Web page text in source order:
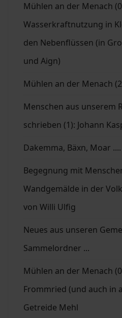
Mühlen an der Menach
Wasserkraftnutzung in
den Nebenflüssen (in
und Aign)
Mühlen an der Menach
Menschen aus unserem
schrieben (1): Johann
Dakemma, Bäxn, Moar ....
Begegnung mit
Wandgemälde in der
von Willi Ulfig
Neues aus unseren
Sammelordner ...
Mühlen an der Menach
Frommried (und auch in
Getreide Mehl